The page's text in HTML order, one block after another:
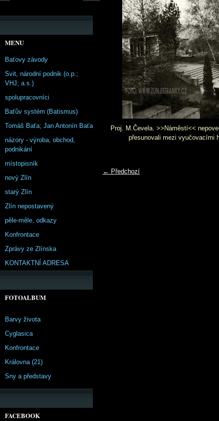
Proj. M.Čevela. >>Náměstí<<
přesunovali mezi vyučovacími
← Předchozí
MENU
Baťovy závody
Svit, národní podnik (o.p.;
VHJ; a.s.)
spolupracovníci
Baťův systém (Batismus)
Tomáš Baťa; Jan Antonín Baťa
názory - výroba, obchod,
podnikání
místopisník
nový Zlín
starý Zlín
Zlín nepostavený
pêle-mêle, odkazy
Konfrontace
Zprávy ze Zlínska
KONTAKTNÍ ADRESA
FOTOALBUM
Barvy života
Cyglasica
Konfrontace
Královna (21)
Sny a představy
FACEBOOK